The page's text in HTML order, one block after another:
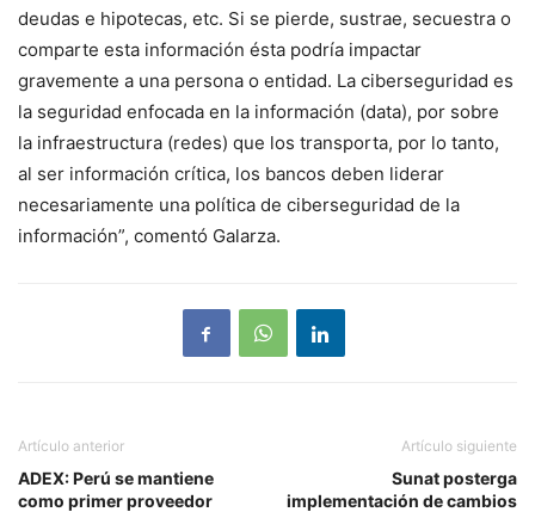
deudas e hipotecas, etc. Si se pierde, sustrae, secuestra o
comparte esta información ésta podría impactar
gravemente a una persona o entidad. La ciberseguridad es
la seguridad enfocada en la información (data), por sobre
la infraestructura (redes) que los transporta, por lo tanto,
al ser información crítica, los bancos deben liderar
necesariamente una política de ciberseguridad de la
información”, comentó Galarza.
Artículo anterior
ADEX: Perú se mantiene
como primer proveedor
Artículo siguiente
Sunat posterga
implementación de cambios